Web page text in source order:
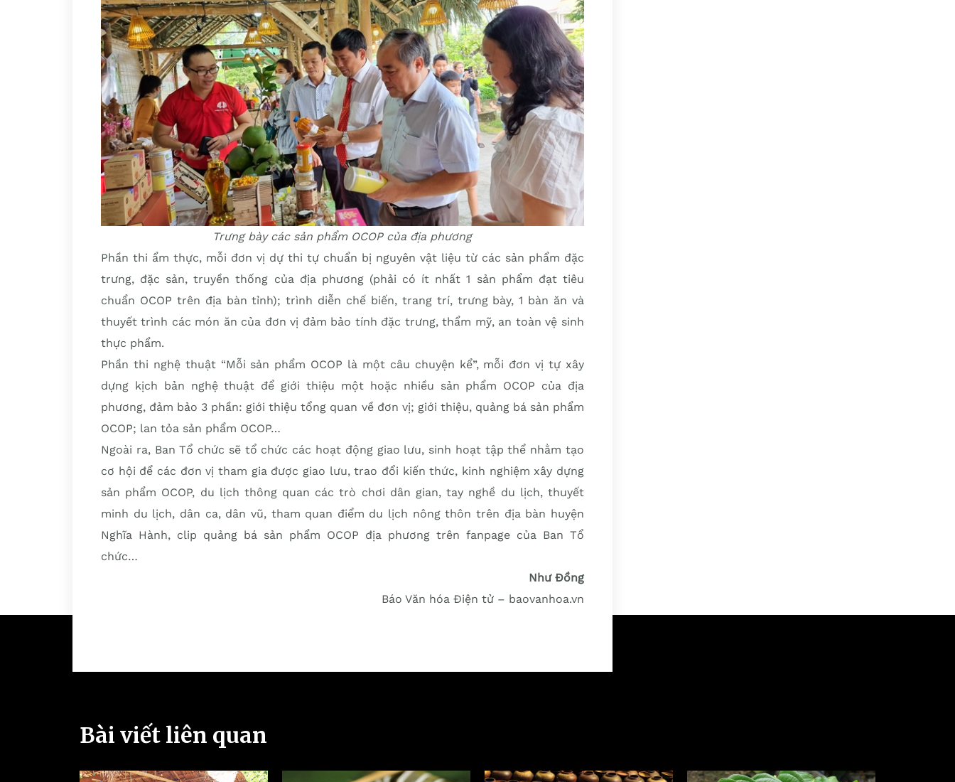
Trưng bày các sản phẩm OCOP của địa phương
Phần thi ẩm thực, mỗi đơn vị dự thi tự chuẩn bị nguyên vật liệu từ các sản phẩm đặc
trưng, đặc sản, truyền thống của địa phương (phải có ít nhất 1 sản phẩm đạt tiêu
chuẩn OCOP trên địa bàn tỉnh); trình diễn chế biến, trang trí, trưng bày, 1 bàn ăn và
thuyết trình các món ăn của đơn vị đảm bảo tính đặc trưng, thẩm mỹ, an toàn vệ sinh
thực phẩm.
Phần thi nghệ thuật “Mỗi sản phẩm OCOP là một câu chuyện kể”, mỗi đơn vị tự xây
dựng kịch bản nghệ thuật để giới thiệu một hoặc nhiều sản phẩm OCOP của địa
phương, đảm bảo 3 phần: giới thiệu tổng quan về đơn vị; giới thiệu, quảng bá sản phẩm
OCOP; lan tỏa sản phẩm OCOP…
Ngoài ra, Ban Tổ chức sẽ tổ chức các hoạt động giao lưu, sinh hoạt tập thể nhằm tạo
cơ hội để các đơn vị tham gia được giao lưu, trao đổi kiến thức, kinh nghiệm xây dựng
sản phẩm OCOP, du lịch thông quan các trò chơi dân gian, tay nghề du lịch, thuyết
minh du lịch, dân ca, dân vũ, tham quan điểm du lịch nông thôn trên địa bàn huyện
Nghĩa Hành, clip quảng bá sản phẩm OCOP địa phương trên fanpage của Ban Tổ
chức…
Như Đồng
Báo Văn hóa Điện tử – baovanhoa.vn
Bài viết liên quan